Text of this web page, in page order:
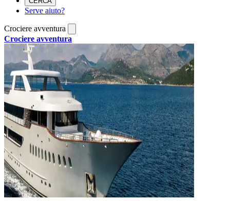
Serve aiuto?
Crociere avventura
Crociere avventura